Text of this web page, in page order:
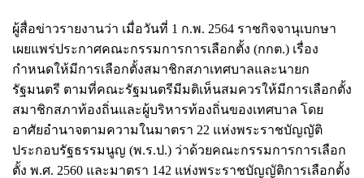
ผู้สื่อข่าวรายงานว่า เมื่อวันที่ 1 ก.พ. 2564 ราชกิจจานุเบกษา
เผยแพร่ประกาศคณะกรรมการการเลือกตั้ง (กกต.) เรื่อง
กำหนดให้มีการเลือกตั้งสมาชิกสภาเทศบาลและนายก
รัฐมนตรี ตามที่คณะรัฐมนตรีมีมติเห็นสมควรให้มีการเลือกตั้ง
สมาชิกสภาท้องถิ่นและผู้บริหารท้องถิ่นของเทศบาล โดย
อาศัยอำนาจตามความในมาตรา 22 แห่งพระราชบัญญัติ
ประกอบรัฐธรรมนูญ (พ.ร.ป.) ว่าด้วยคณะกรรมการการเลือก
ตั้ง พ.ศ. 2560 และมาตรา 142 แห่งพระราชบัญญัติการเลือกตั้ง